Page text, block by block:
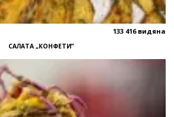
133 416 видяна
САЛАТА „КОНФЕТИ”